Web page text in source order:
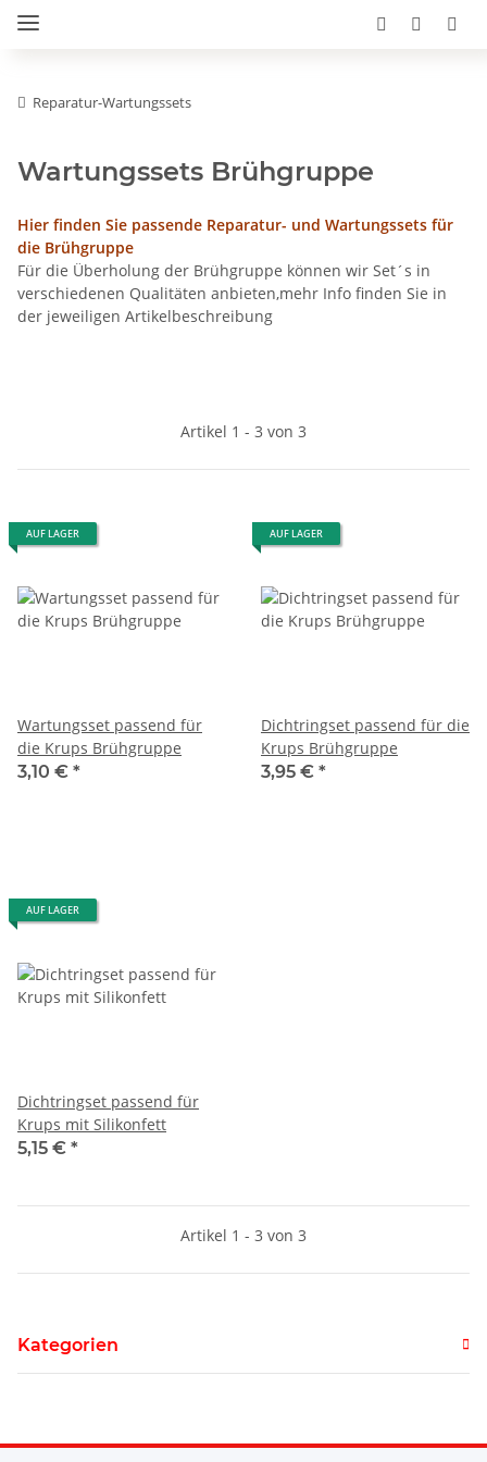
Reparatur-Wartungssets
Wartungssets Brühgruppe
Hier finden Sie passende Reparatur- und Wartungssets für
die Brühgruppe
Für die Überholung der Brühgruppe können wir Set´s in
verschiedenen Qualitäten anbieten,mehr Info finden Sie in
der jeweiligen Artikelbeschreibung
Artikel 1 - 3 von 3
AUF LAGER
Wartungsset passend für
die Krups Brühgruppe
3,10 € *
AUF LAGER
Dichtringset passend für die
Krups Brühgruppe
3,95 € *
AUF LAGER
Dichtringset passend für
Krups mit Silikonfett
5,15 € *
Artikel 1 - 3 von 3
Kategorien